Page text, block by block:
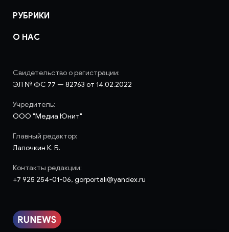
РУБРИКИ
О НАС
Свидетельство о регистрации:
ЭЛ № ФС 77 — 82763 от 14.02.2022
Учредитель:
ООО "Медиа Юнит"
Главный редактор:
Лапочкин К. Б.
Контакты редакции:
+7 925 254-01-06, gorportali@yandex.ru